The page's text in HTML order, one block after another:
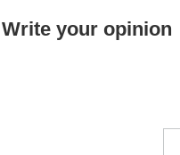
Write your opinion